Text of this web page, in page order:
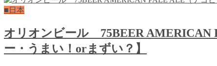
■日本
オリオンビール 75BEER AMERICAN
ー・うまい！orまずい？】